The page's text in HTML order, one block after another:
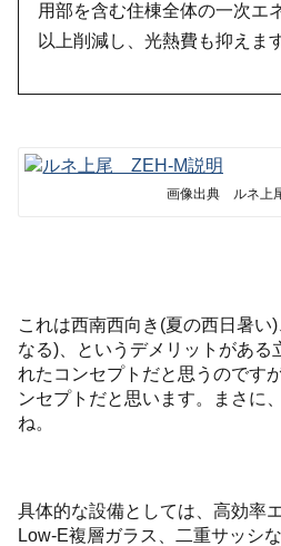
用部を含む住棟全体の一次エ
以上削減し、光熱費も抑えま
画像出典 ルネ上
これは西南西向き(夏の西日暑い
なる)、というデメリットがある
れたコンセプトだと思うのです
ンセプトだと思います。まさに
ね。
具体的な設備としては、高効率
Low-E複層ガラス、二重サッシ